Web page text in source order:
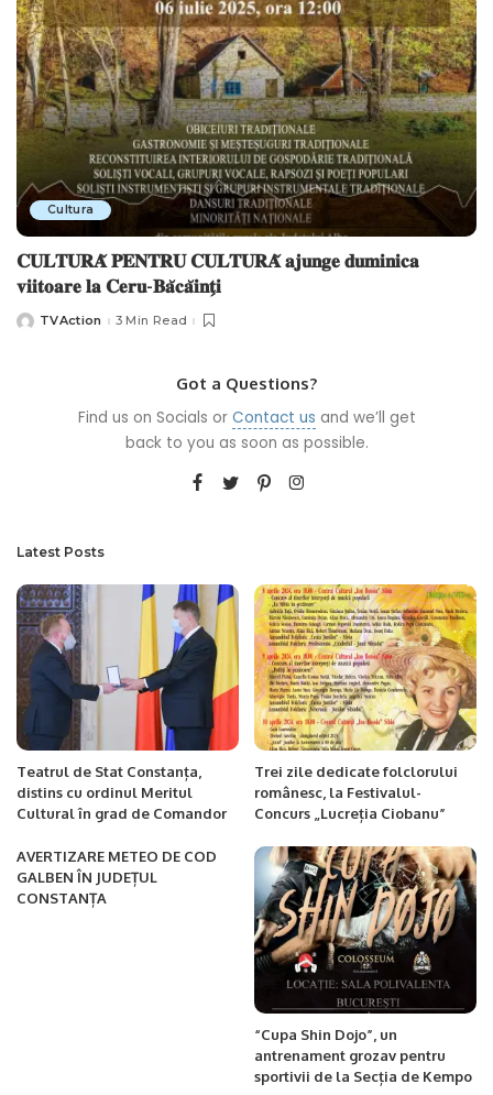
Cultura
𝐂𝐔𝐋𝐓𝐔𝐑𝐀̌ 𝐏𝐄𝐍𝐓𝐑𝐔 𝐂𝐔𝐋𝐓𝐔𝐑𝐀̌ 𝐚𝐣𝐮𝐧𝐠𝐞 𝐝𝐮𝐦𝐢𝐧𝐢𝐜𝐚
𝐯𝐢𝐢𝐭𝐨𝐚𝐫𝐞 𝐥𝐚 𝐂𝐞𝐫𝐮-𝐁𝐚̆𝐜𝐚̆𝐢𝐧𝐭̗𝐢
PostedTVAction 3 Min Read
Got a Questions?
Find us on Socials or Contact us and we’ll get
back to you as soon as possible.
Latest Posts
Teatrul de Stat Constanța,
distins cu ordinul Meritul
Cultural în grad de Comandor
Trei zile dedicate folclorului
românesc, la Festivalul-
Concurs „Lucreția Ciobanu”
AVERTIZARE METEO DE COD
GALBEN ÎN JUDEȚUL
CONSTANȚA
“Cupa Shin Dojo”, un
antrenament grozav pentru
sportivii de la Secția de Kempo